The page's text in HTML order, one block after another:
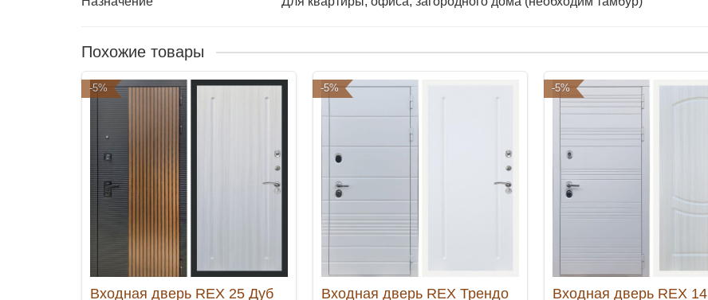
Похожие товары
-5%
Входная дверь REX 25 Дуб
-5%
Входная дверь REX Трендо
-5%
Входная дверь REX 14